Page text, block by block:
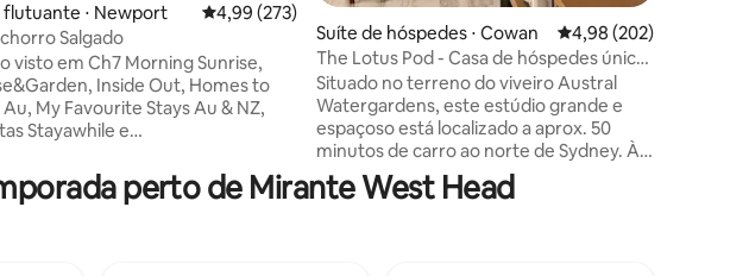
média de 5, 157 avaliações
flutuante ⋅ Newport 4,99 de uma avaliação média de 5, 273 avaliações
4,99 (273)
Salgado
visto em Ch7 Morning Sunrise,
Inside Out, Homes to
My Favourite Stays Au & NZ,
Stayawhile e
salgado, o som da água batendo, o
ondulações que o
Suíte de hóspedes ⋅ Cowan 4,98 de uma avaliação
4,98 (202)
The Lotus Pod - Casa de hóspedes única
com vistas
Situado no terreno do viveiro Austral
Watergardens, este estúdio grande e
espaçoso está localizado a aprox. 50
minutos de carro ao norte de Sydney. À
beira do rio Hawkesbury e de Berowra
Waters, o Lotus Pod oferece uma
perto de Mirante West Head